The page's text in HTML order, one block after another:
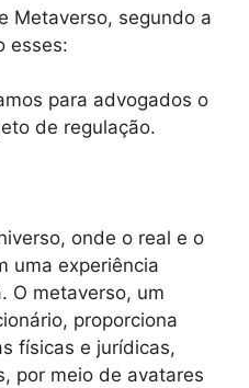
Metaverso, segundo a
esses:
para advogados o
de regulação.
onde o real e o
uma experiência
O metaverso, um
proporciona
físicas e jurídicas,
por meio de avatares